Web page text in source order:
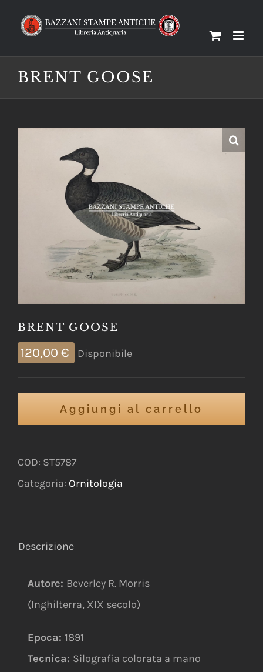
BRENT GOOSE
BRENT GOOSE
120,00 € Disponibile
Aggiungi al carrello
COD: ST5787
Categoria: Ornitologia
Descrizione
Autore: Beverley R. Morris
(Inghilterra, XIX secolo)
Epoca: 1891
Tecnica: Silografia colorata a mano